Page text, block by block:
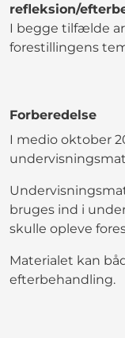
refleksion/
I begge tilfælde
forestillingens
Forberedelse
I medio oktober
bruges ind i
skulle opleve
Materialet kan
efterbehandling.